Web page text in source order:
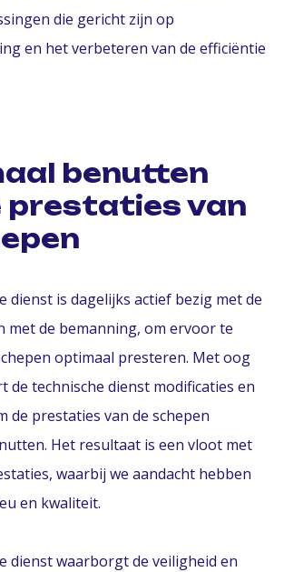
die gericht zijn op
en het verbeteren van de efficiëntie
benutten
prestaties van
dienst is dagelijks actief bezig met de
met de bemanning, om ervoor te
optimaal presteren. Met oog
de technische dienst modificaties en
de prestaties van de schepen
Het resultaat is een vloot met
waarbij we aandacht hebben
en kwaliteit.
dienst waarborgt de veiligheid en